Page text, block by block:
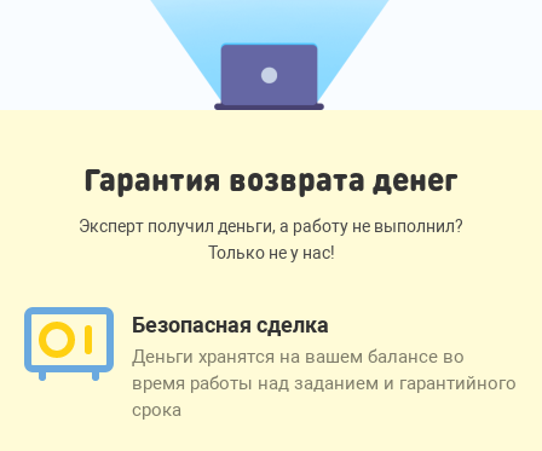
Гарантия возврата денег
Эксперт получил деньги, а работу не выполнил?
Только не у нас!
Безопасная сделка
Деньги хранятся на вашем балансе во
время работы над заданием и гарантийного
срока